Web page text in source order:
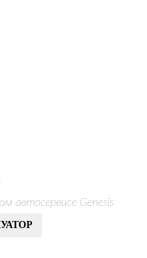
автосервисе Genesis
ЭВАКУАТОР